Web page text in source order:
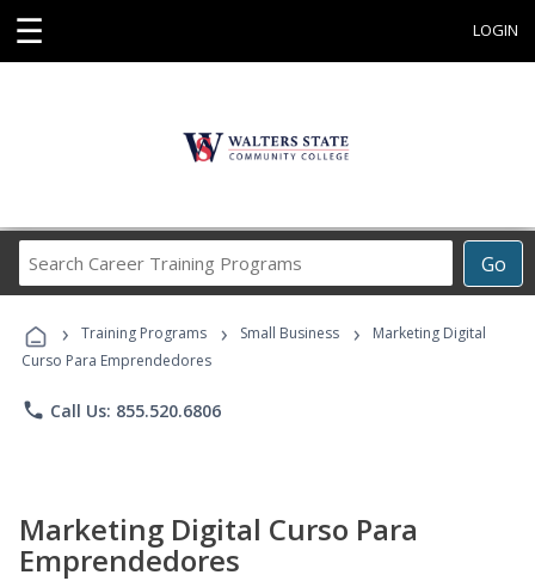
☰ LOGIN
Go
Career
Programs
› Training Programs › Small Business ›
Marketing Digital
Curso Para Emprendedores
phone Call Us: 855.520.6806
Marketing Digital Curso Para
Emprendedores